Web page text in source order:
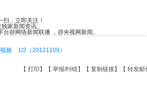
，立即关注！
家新闻资讯。
@网络新闻联播 ，@央视网新闻。
频 1/2（20121109）
【 打印 】【 举报/纠错】【 复制链接】【 转发邮